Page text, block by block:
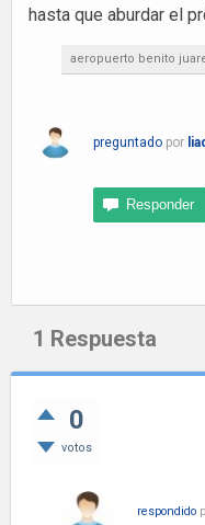
hasta que aburdar el
aeropuerto benito
preguntado por
1 Respuesta
0
votos
respondido